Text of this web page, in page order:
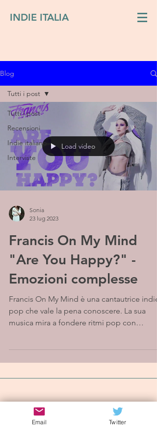
INDIE ITALIA
Blog
Tutti i post
Recensioni
Indie italiano
Interviste
Tutti i post
Load video
Sonia
23 lug 2023
Francis On My Mind
"Are You Happy?" -
Emozioni complesse
Francis On My Mind è una cantautrice indie-
pop che vale la pena conoscere. La sua
musica mira a fondere ritmi pop con
Iscriviti alla mailing list
Email Twitter